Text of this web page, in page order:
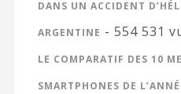
DANS UN ACCIDENT
ARGENTINE - 554 531
LE COMPARATIF DES 10
SMARTPHONES DE